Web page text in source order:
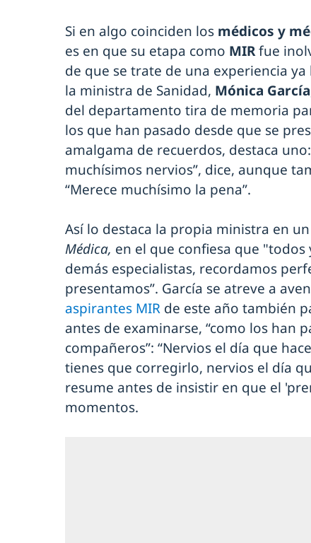
Si en algo coinciden los médicos y
es en que su etapa como MIRfue
de que se trate de una experiencia
la ministra de Sanidad, Mónica García
del departamento tira de memoria
los que han pasado desde que se
amalgama de recuerdos, destaca
muchísimos nervios”, dice, aunque
“Merece muchísimo la pena”.
Así lo destaca la propia ministra en
Médica, en el que confiesa que "todos
demás especialistas, recordamos
presentamos”. García se atreve a
aspirantes MIR de este año también
antes de examinarse, “como los han
compañeros”: “Nervios el día que
tienes que corregirlo, nervios el día
resume antes de insistir en que el
momentos.